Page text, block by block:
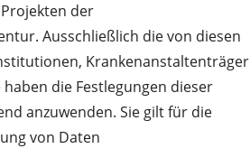
der
Ausschließlich die von diesen
Krankenanstaltenträger
die Festlegungen dieser
anzuwenden. Sie gilt für die
von Daten